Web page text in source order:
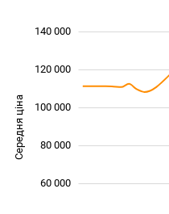
Середня ціна
60 000
80 000
100 000
120 000
140 000